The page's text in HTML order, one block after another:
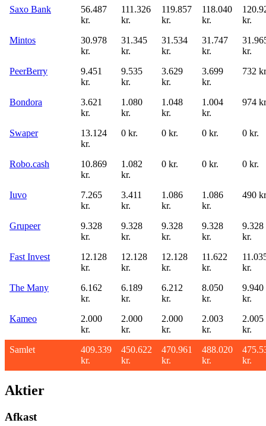
Saxo Bank
56.487
kr.
111.326
kr.
119.857
kr.
118.040
kr.
kr.
Mintos
30.978
kr.
31.345
kr.
31.534
kr.
31.747
kr.
kr.
PeerBerry
9.451
kr.
9.535
kr.
3.629
kr.
3.699
kr.
732
Bondora
3.621
kr.
1.080
kr.
1.048
kr.
1.004
kr.
974
Swaper
13.124
kr.
0 kr. 0 kr. 0 kr. 0 kr.
Robo.cash
10.869
kr.
1.082
kr.
0 kr. 0 kr. 0 kr.
Iuvo
7.265
kr.
3.411
kr.
1.086
kr.
1.086
kr.
490
Grupeer
9.328
kr.
9.328
kr.
9.328
kr.
9.328
kr.
9.328
kr.
Fast Invest
12.128
kr.
12.128
kr.
12.128
kr.
11.622
kr.
kr.
The Many
6.162
kr.
6.189
kr.
6.212
kr.
8.050
kr.
9.940
kr.
Kameo
2.000
kr.
2.000
kr.
2.000
kr.
2.003
kr.
2.005
kr.
Samlet
409.339
kr.
450.622
kr.
470.961
kr.
488.020
kr.
kr.
Aktier
Afkast